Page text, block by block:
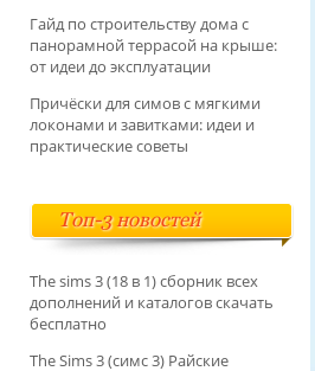
Гайд по строительству дома с
панорамной террасой на крыше:
от идеи до эксплуатации
Причёски для симов с мягкими
локонами и завитками: идеи и
практические советы
Топ-3 новостей
The sims 3 (18 в 1) сборник всех
дополнений и каталогов скачать
бесплатно
The Sims 3 (симс 3) Райские